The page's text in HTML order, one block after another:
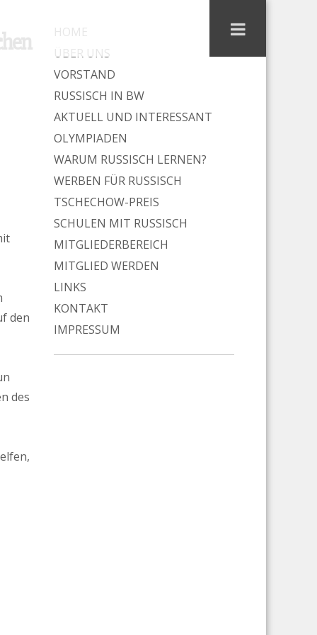
den
des
HOME
ÜBER UNS
VORSTAND
RUSSISCH IN BW
AKTUELL UND INTERESSANT
OLYMPIADEN
WARUM RUSSISCH LERNEN?
WERBEN FÜR RUSSISCH
TSCHECHOW-PREIS
SCHULEN MIT RUSSISCH
MITGLIEDERBEREICH
MITGLIED WERDEN
LINKS
KONTAKT
IMPRESSUM